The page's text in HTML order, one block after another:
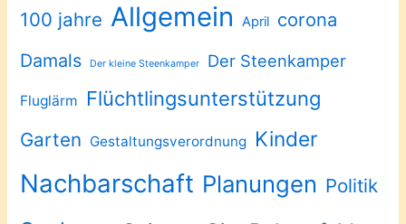
100 jahre Allgemein April corona
Damals Der kleine Steenkamper Der Steenkamper
Fluglärm Flüchtlingsunterstützung
Garten Gestaltungsverordnung Kinder
Nachbarschaft Planungen Politik